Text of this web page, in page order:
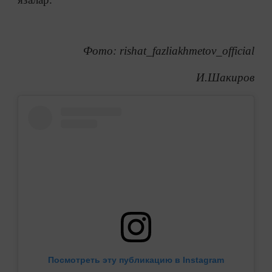
Фото: rishat_fazliakhmetov_official
И.Шакиров
Посмотреть эту публикацию в Instagram